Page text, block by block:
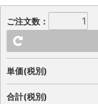
ご注文数：
単価(税別)
合計(税別)